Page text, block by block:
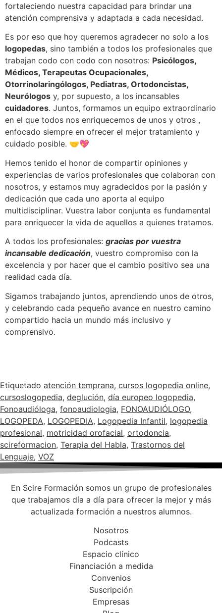
fortaleciendo nuestra capacidad para brindar una
atención comprensiva y adaptada a cada necesidad.
Es por eso que hoy queremos agradecer no solo a los
logopedas, sino también a todos los profesionales que
trabajan codo con codo con nosotros: Psicólogos,
Médicos, Terapeutas Ocupacionales,
Otorrinolaringólogos, Pediatras, Ortodoncistas,
Neurólogos y, por supuesto, a los incansables
cuidadores. Juntos, formamos un equipo extraordinario
en el que todos nos enriquecemos de unos y otros ,
enfocado siempre en ofrecer el mejor tratamiento y
cuidado posible. 🤝💖
Hemos tenido el honor de compartir opiniones y
experiencias de varios profesionales que colaboran con
nosotros, y estamos muy agradecidos por la pasión y
dedicación que cada uno aporta al equipo
multidisciplinar. Vuestra labor conjunta es fundamental
para enriquecer la vida de aquellos a quienes tratamos.
A todos los profesionales: gracias por vuestra
incansable dedicación, vuestro compromiso con la
excelencia y por hacer que el cambio positivo sea una
realidad cada día.
Sigamos trabajando juntos, aprendiendo unos de otros,
y celebrando cada pequeño avance en nuestro camino
compartido hacia un mundo más inclusivo y
comprensivo.
Etiquetado atención temprana, cursos logopedia online,
cursoslogopedia, deglución, día europeo logopedia,
Fonoaudióloga, fonoaudiologia, FONOAUDIÓLOGO,
LOGOPEDA, LOGOPEDIA, Logopedia Infantil, logopedia
profesional, motricidad orofacial, ortodoncia,
scireformacion, Terapia del Habla, Trastornos del
Lenguaje, VOZ
En Scire Formación somos un grupo de profesionales
que trabajamos día a día para ofrecer la mejor y más
actualizada formación a nuestros alumnos.
Nosotros
Podcasts
Espacio clínico
Financiación a medida
Convenios
Suscripción
Empresas